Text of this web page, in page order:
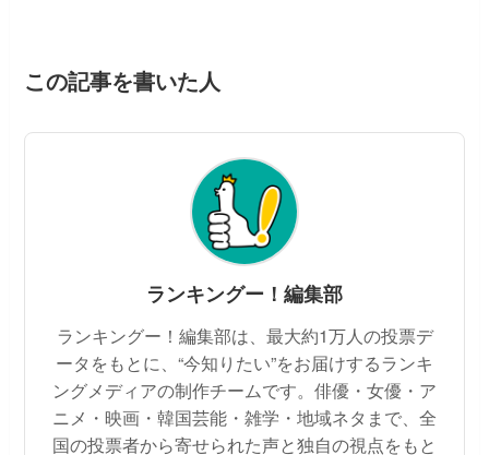
この記事を書いた人
ランキングー！編集部
ランキングー！編集部は、最大約1万人の投票デ
ータをもとに、“今知りたい”をお届けするランキ
ングメディアの制作チームです。俳優・女優・ア
ニメ・映画・韓国芸能・雑学・地域ネタまで、全
国の投票者から寄せられた声と独自の視点をもと